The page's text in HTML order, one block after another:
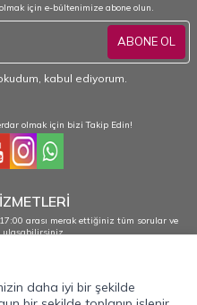
için e-bültenimize abone olun.
ABONE OL
okudum, kabul ediyorum.
olmak için bizi Takip Edin!
arası merak ettiğiniz tüm sorular ve
ulaşabilirsiniz.
330 88 95
daha iyi bir şekilde